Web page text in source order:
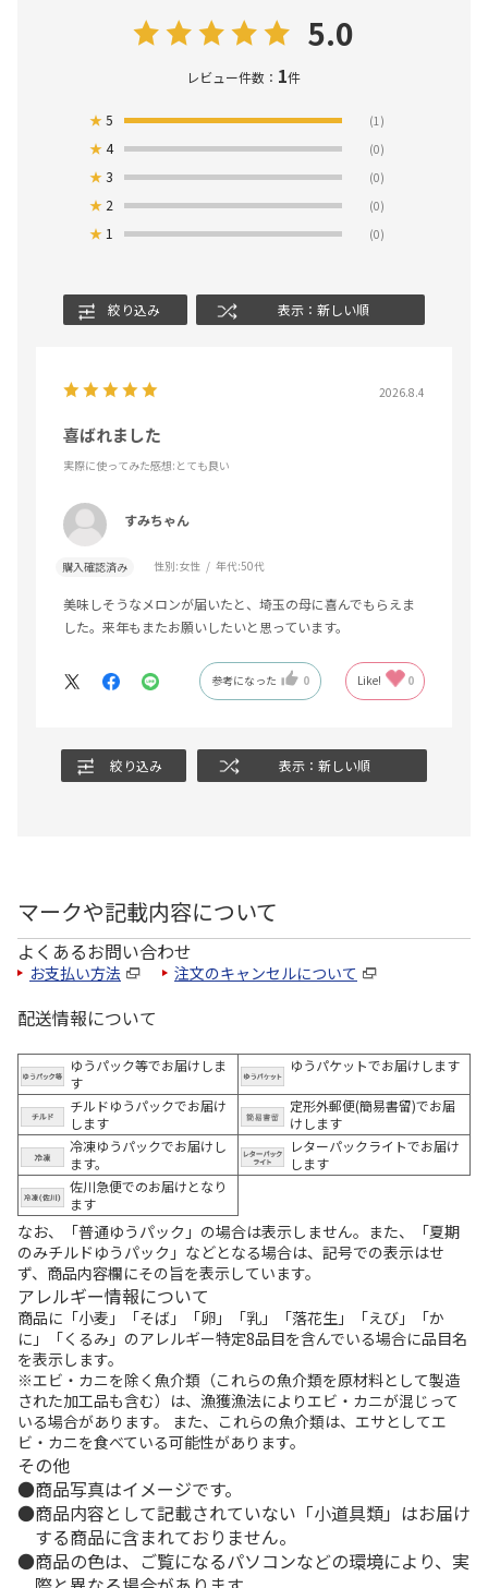
5.0
レビュー件数： 1件
★5 (1)
★4 (0)
★3 (0)
★ 2 (0)
★ 1 (0)
絞り込み 表示：新しい順
2026.8.4
喜ばれました
実際に使ってみた感想:とても良い
すみちゃん
購入確認済み 性別:女性 年代:50代
美味しそうなメロンが届いたと、埼玉の母に喜んでもらえま
した。来年もまたお願いしたいと思っています。
参考になった 0 Like! 0
絞り込み 表示：新しい順
マークや記載内容について
よくあるお問い合わせ
お支払い方法 注文のキャンセルについて
配送情報について
ゆうパック等でお届けしま
す
ゆうパケットでお届けします
チルドゆうパックでお届け
します
定形外郵便(簡易書留)でお届
けします
冷凍ゆうパックでお届けし
ます。
レターパックライトでお届け
します
佐川急便でのお届けとなり
ます
なお、「普通ゆうパック」の場合は表示しません。また、「夏期
のみチルドゆうパック」などとなる場合は、記号での表示はせ
ず、商品内容欄にその旨を表示しています。
アレルギー情報について
商品に「小麦」「そば」「卵」「乳」「落花生」「えび」「か
に」「くるみ」のアレルギー特定8品目を含んでいる場合に品目名
を表示します。
※エビ・カニを除く魚介類（これらの魚介類を原材料として製造
された加工品も含む）は、漁獲漁法によりエビ・カニが混じって
いる場合があります。 また、これらの魚介類は、エサとしてエ
ビ・カニを食べている可能性があります。
その他
商品写真はイメージです。
商品内容として記載されていない「小道具類」はお届け
する商品に含まれておりません。
商品の色は、ご覧になるパソコンなどの環境により、実